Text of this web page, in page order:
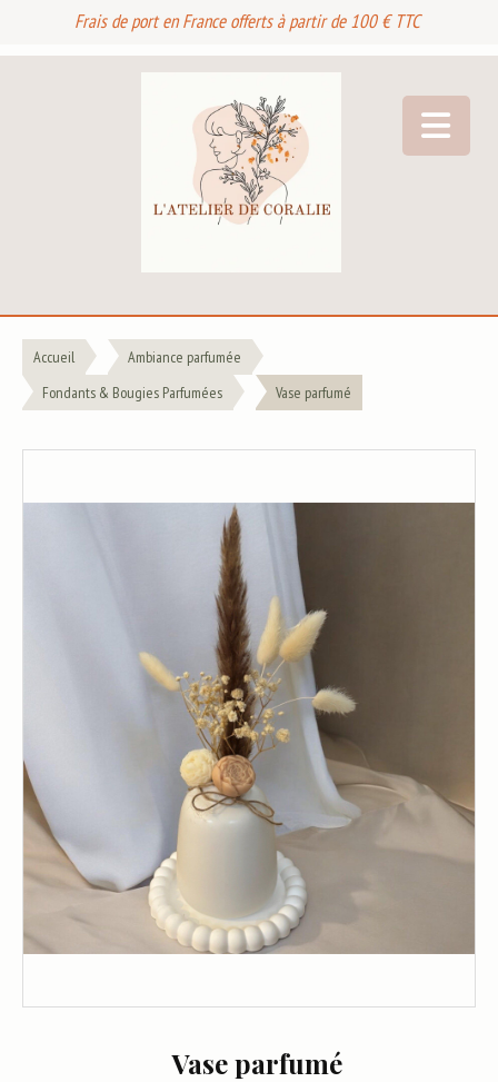
Frais de port en France offerts à partir de 100 € TTC
Accueil
Ambiance parfumée
Fondants & Bougies Parfumées
Vase parfumé
Vase parfumé